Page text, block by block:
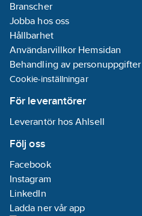
Branscher
Jobba hos oss
Hållbarhet
Användarvillkor Hemsidan
Behandling av personuppgifter
Cookie-inställningar
För leverantörer
Leverantör hos Ahlsell
Följ oss
Facebook
Instagram
LinkedIn
Ladda ner vår app